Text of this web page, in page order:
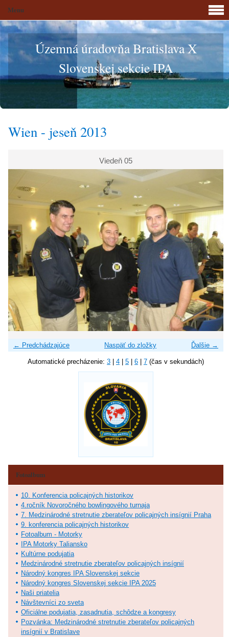
Územná úradovňa Bratislava X
Slovenskej sekcie IPA
Wien - jeseň 2013
Viedeň 05
← Predchádzajúce Ďalšie →
Naspäť do zložky
Automatické precházenie: 3 4 5 6 7 (čas v sekundách)
Menu
Fotoalbum
10. Konferencia policajných historikov
4.ročník Novoročného bowlingového turnaja
7. Medzinárodné stretnutie zberateľov policajných insígnií Praha
9. konferencia policajných historikov
Fotoalbum - Motorky
IPA Motorky Taliansko
Kultúrne podujatia
Medzinárodné stretnutie zberateľov policajných insígnií
Národný kongres IPA Slovenskej sekcie
Národný kongres Slovenskej sekcie IPA 2025
Naši priatelia
Návštevníci zo sveta
Oficiálne podujatia, zasadnutia, schôdze a kongresy
Pozvánka: Medzinárodné stretnutie zberateľov policajných
insígnií v Bratislave